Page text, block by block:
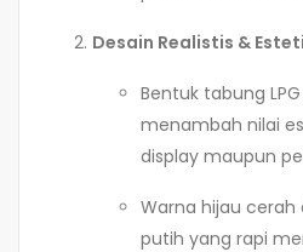
Desain Realistis &
Bentuk tabung
menambah nilai
display maupun
Warna hijau
putih yang rapi